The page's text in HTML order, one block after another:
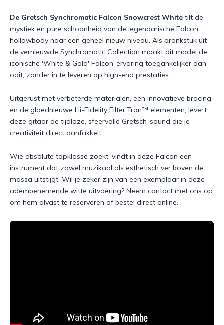
De Gretsch Synchromatic Falcon Snowcrest White tilt de
mystiek en pure schoonheid van de legendarische Falcon
hollowbody naar een geheel nieuw niveau. Als pronkstuk uit
de vernieuwde Synchromatic Collection maakt dit model de
iconische 'White & Gold' Falcon-ervaring toegankelijker dan
ooit, zonder in te leveren op high-end prestaties.
Uitgerust met verbeterde materialen, een innovatieve bracing
en de gloednieuwe Hi-Fidelity Filter’Tron™ elementen, levert
deze gitaar de tijdloze, sfeervolle Gretsch-sound die je
creativiteit direct aanfakkelt.
Wie absolute topklasse zoekt, vindt in deze Falcon een
instrument dat zowel muzikaal als esthetisch ver boven de
massa uitstijgt. Wil je zeker zijn van een exemplaar in deze
adembenemende witte uitvoering? Neem contact met ons op
om hem alvast te reserveren of bestel direct online.